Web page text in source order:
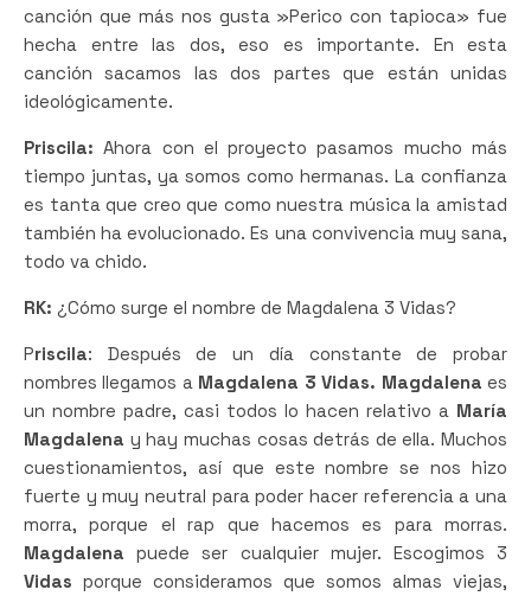
canción que más nos gusta »Perico con tapioca» fue
hecha entre las dos, eso es importante. En esta
canción sacamos las dos partes que están unidas
ideológicamente.
Priscila: Ahora con el proyecto pasamos mucho más
tiempo juntas, ya somos como hermanas. La confianza
es tanta que creo que como nuestra música la amistad
también ha evolucionado. Es una convivencia muy sana,
todo va chido.
RK: ¿Cómo surge el nombre de Magdalena 3 Vidas?
Priscila: Después de un día constante de probar
nombres llegamos a Magdalena 3 Vidas. Magdalena es
un nombre padre, casi todos lo hacen relativo a María
Magdalena y hay muchas cosas detrás de ella. Muchos
cuestionamientos, así que este nombre se nos hizo
fuerte y muy neutral para poder hacer referencia a una
morra, porque el rap que hacemos es para morras.
Magdalena puede ser cualquier mujer. Escogimos 3
Vidas porque consideramos que somos almas viejas,